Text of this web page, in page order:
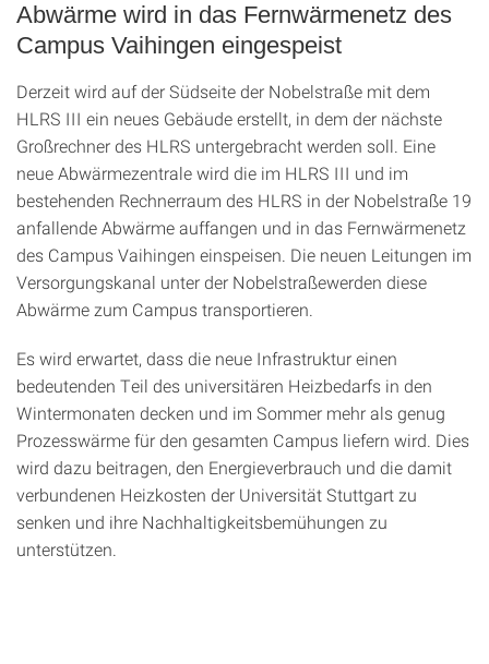
Abwärme wird in das Fernwärmenetz des
Campus Vaihingen eingespeist
Derzeit wird auf der Südseite der Nobelstraße mit dem
HLRS III ein neues Gebäude erstellt, in dem der nächste
Großrechner des HLRS untergebracht werden soll. Eine
neue Abwärmezentrale wird die im HLRS III und im
bestehenden Rechnerraum des HLRS in der Nobelstraße 19
anfallende Abwärme auffangen und in das Fernwärmenetz
des Campus Vaihingen einspeisen. Die neuen Leitungen im
Versorgungskanal unter der Nobelstraßewerden diese
Abwärme zum Campus transportieren.
Es wird erwartet, dass die neue Infrastruktur einen
bedeutenden Teil des universitären Heizbedarfs in den
Wintermonaten decken und im Sommer mehr als genug
Prozesswärme für den gesamten Campus liefern wird. Dies
wird dazu beitragen, den Energieverbrauch und die damit
verbundenen Heizkosten der Universität Stuttgart zu
senken und ihre Nachhaltigkeitsbemühungen zu
unterstützen.